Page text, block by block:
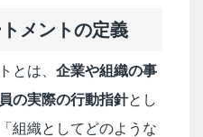
メントの定義
とは、 企業や組織の事
の実際の行動指針とし
組織としてどのような